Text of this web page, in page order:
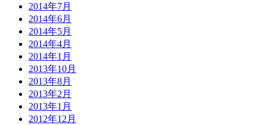
2014年7月
2014年6月
2014年5月
2014年4月
2014年1月
2013年10月
2013年8月
2013年2月
2013年1月
2012年12月